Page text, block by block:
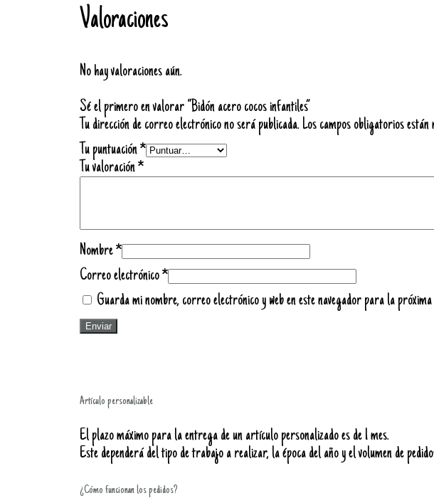
Valoraciones
No hay valoraciones aún.
Sé el primero en valorar “Bidón acero cocos infantiles”
Tu dirección de correo electrónico no será publicada. Los campos obligatorios están
Tu puntuación*
Tu valoración*
Nombre*
Correo electrónico*
Guarda mi nombre, correo electrónico y web en este navegador para la próxima
Artículo personalizable
El plazo máximo para la entrega de un artículo personalizado es de 1 mes.
Este dependerá del tipo de trabajo a realizar, la época del año y el volumen de
¿Cómo funcionan los pedidos?